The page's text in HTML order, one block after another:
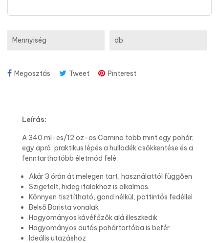
Mennyiség db
Megosztás Tweet Pinterest
Leírás:
A 340 ml-es/12 oz-os Camino több mint egy pohár;
egy apró, praktikus lépés a hulladék csökkentése és a
fenntarthatóbb életmód felé.
Akár 3 órán át melegen tart, használattól függően
Szigetelt, hideg italokhoz is alkalmas.
Könnyen tisztítható, gond nélkül, pattintós fedéllel
Belső Barista vonalak
Hagyományos kávéfőzők alá illeszkedik
Hagyományos autós pohártartóba is befér
Ideális utazáshoz